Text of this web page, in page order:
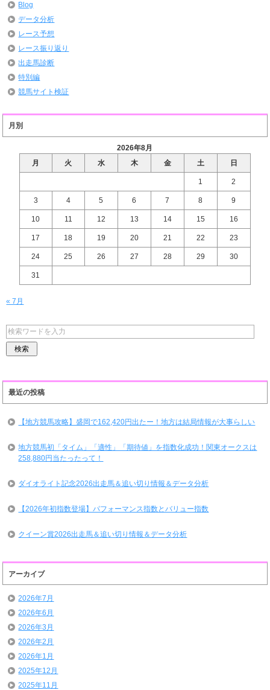
Blog
データ分析
レース予想
レース振り返り
出走馬診断
特別編
競馬サイト検証
月別
2026年8月
月
火 水 木 金 土 日
1 2
3 4 5 6 7 8 9
10 11 12 13 14 15 16
17 18 19 20 21 22 23
24 25 26 27 28 29 30
31
« 7月
最近の投稿
【地方競馬攻略】盛岡で162,420円出たー！地方は結局情報が大事らしい
地方競馬初「タイム」「適性」「期待値」を指数化成功！関東オークスは
258,880円当たったって！
ダイオライト記念2026出走馬＆追い切り情報＆データ分析
【2026年初指数登場】パフォーマンス指数とバリュー指数
クイーン賞2026出走馬＆追い切り情報＆データ分析
アーカイブ
2026年7月
2026年6月
2026年3月
2026年2月
2026年1月
2025年12月
2025年11月